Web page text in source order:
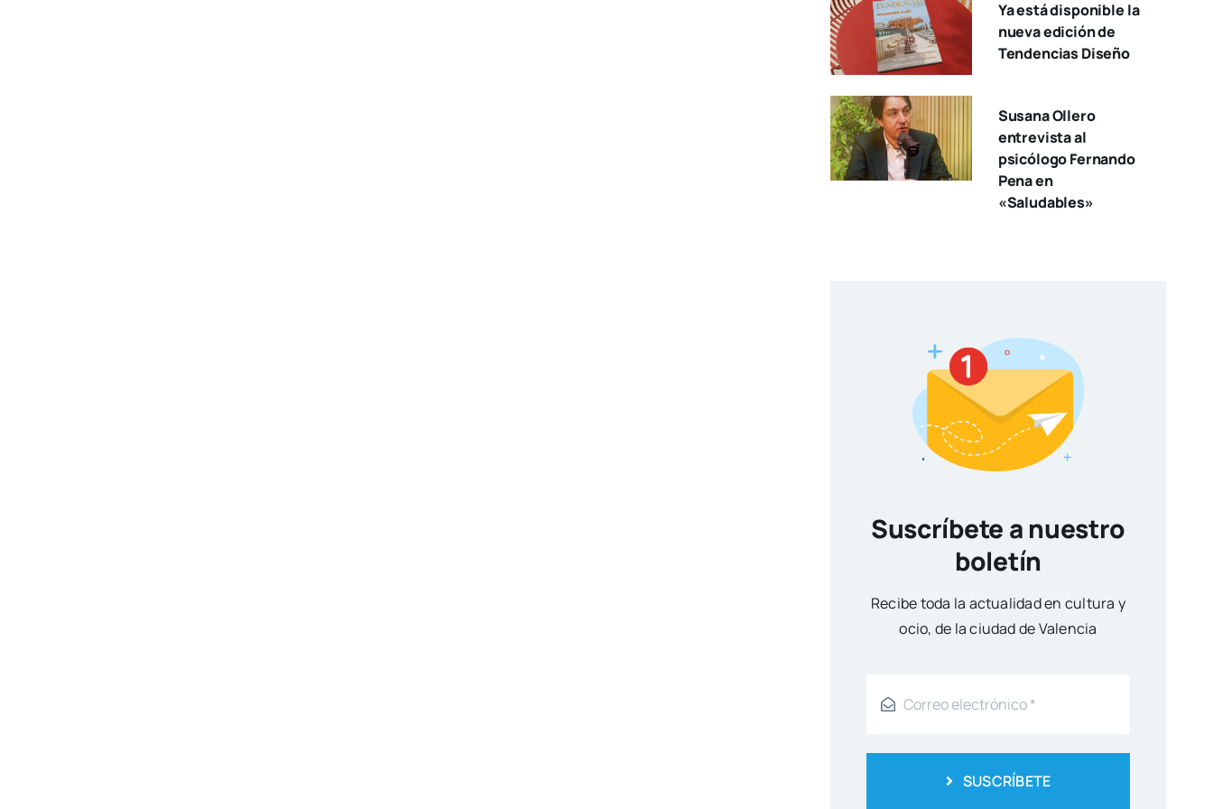
Ya está disponible la
nueva edición de
Tendencias Diseño
Susana Ollero
entrevista al
psicólogo Fernando
Pena en
«Saludables»
Suscríbete a nuestro
boletín
Reci­be toda la actua­li­dad en cul­tu­ra y
ocio, de la ciu­dad de Valen­cia
SUSCRÍBETE